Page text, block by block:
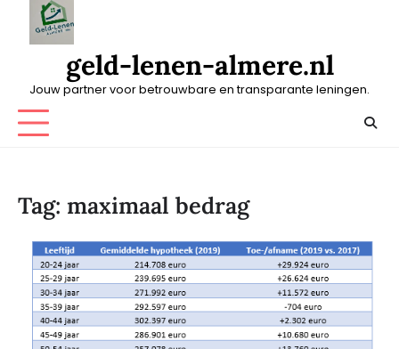
geld-lenen-almere.nl
Jouw partner voor betrouwbare en transparante leningen.
Tag: maximaal bedrag